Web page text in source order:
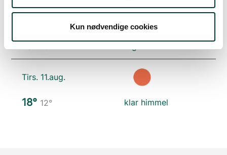
Kun nødvendige cookies
19°13°
Tirs. 11.aug.
18° 12° klar himmel